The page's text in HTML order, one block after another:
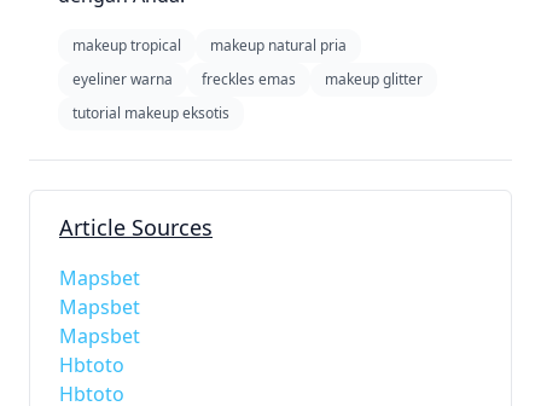
makeup tropical
makeup natural pria
eyeliner warna
freckles emas
makeup glitter
tutorial makeup eksotis
Article Sources
Mapsbet
Mapsbet
Mapsbet
Hbtoto
Hbtoto